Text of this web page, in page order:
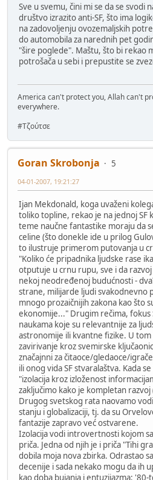
Sve u svemu, čini mi se da se svodi
društvo izrazito anti-SF, što ima
na zadovoljenju ovozemaljskih
do automobila za narednih pet
"šire poglede". Maštu, što bi rekao
potrošača u sebi i prepustite se
America can't protect you, Allah can't
everywhere.
#Τζούτσε
Goran Skrobonja
5
04-01-2007, 19:21:27
Ijan Mekdonald, koga uvaženi
toliko topline, rekao je na jednoj SF
teme naučne fantastike moraju da
celine (što donekle ide u prilog
to ilustruje primerom putovanja u
"Koliko će pripadnika ljudske rase
otputuje u crnu rupu, sve i da
nekoj neodređenoj budućnosti -
strane, milijarde ljudi svakodnevno
mnogo prozaičnijih zakona kao što
ekonomije..." Drugim rečima, fokus
naukama koje su relevantnije za
astronomije ili kvantne fizike. U
zavirivanje kroz svemirske
značajnni za čitaoce/gledaoce/
ili onog vida SF stvaralaštva. Kada
"izolacija kroz izloženost
zaključimo kako je kompletan razvoj
Drugog svetskog rata naovamo
stanju i globalizaciji, tj. da su
fantazije zapravo već ostvarene.
Izolacija vodi introvertnosti kojom
priča. Jedna od njih je i priča "Tihi
dobila moja nova zbirka. Odrastao
decenije i sada nekako mogu da ih